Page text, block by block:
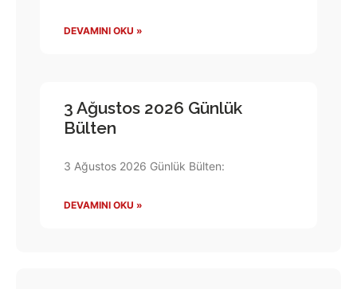
DEVAMINI OKU »
3 Ağustos 2026 Günlük
Bülten
3 Ağustos 2026 Günlük Bülten:
DEVAMINI OKU »